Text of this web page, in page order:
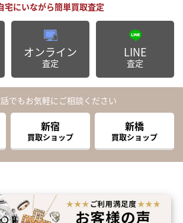
オンライン
査定
LINE
査定
でもお気軽にご相談ください
新宿
買取ショップ
新橋
買取ショップ